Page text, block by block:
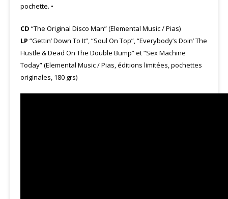
pochette. •
CD “The Original Disco Man” (Elemental Music / Pias)
LP “Gettin’ Down To It”, “Soul On Top”, “Everybody’s Doin’ The
Hustle & Dead On The Double Bump” et “Sex Machine
Today” (Elemental Music / Pias, éditions limitées, pochettes
originales, 180 grs)